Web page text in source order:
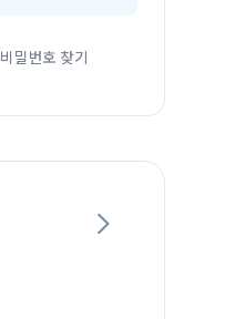
비밀번호 찾기